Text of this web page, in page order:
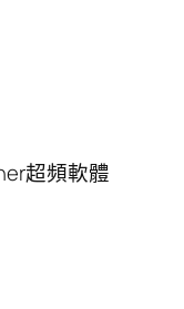
超頻軟體